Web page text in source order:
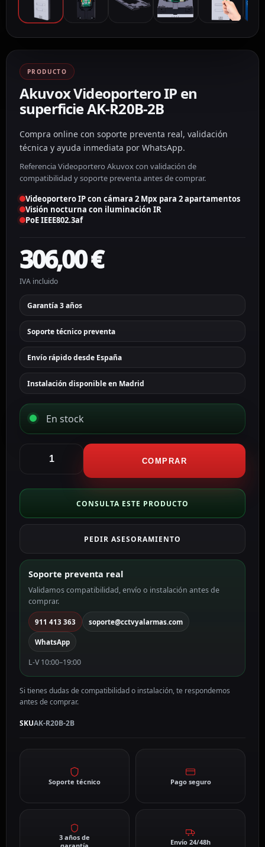
PRODUCTO
Akuvox Videoportero IP en
superficie AK-R20B-2B
Compra online con soporte preventa real, validación
técnica y ayuda inmediata por WhatsApp.
Referencia Videoportero Akuvox con validación de
compatibilidad y soporte preventa antes de comprar.
Videoportero IP con cámara 2 Mpx para 2 apartamentos
Visión nocturna con iluminación IR
PoE IEEE802.3af
306,00€
IVA incluido
Garantía 3 años
Soporte técnico preventa
Envío rápido desde España
Instalación disponible en Madrid
En stock
Videoportero
en
AK-
R20B-
cantidad
COMPRAR
CONSULTA ESTE PRODUCTO
PEDIR ASESORAMIENTO
Soporte preventa real
Validamos compatibilidad, envío o instalación antes de
comprar.
911 413 363 soporte@cctvyalarmas.com
WhatsApp
L-V 10:00–19:00
Si tienes dudas de compatibilidad o instalación, te respondemos
antes de comprar.
SKUAK-R20B-2B
Soporte técnico Pago seguro
3 años de
Envío 24/48h